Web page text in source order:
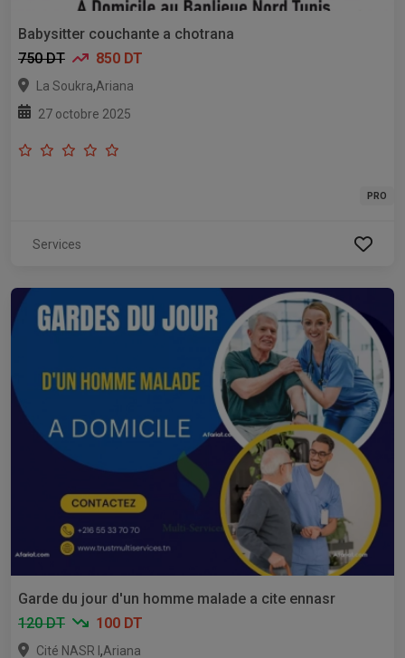
Babysitter couchante a chotrana
750 DT
850 DT
La Soukra,Ariana
27 octobre 2025
PRO
Services
Garde du jour d'un homme malade a cite ennasr
120 DT
100 DT
Cité NASR I ,Ariana